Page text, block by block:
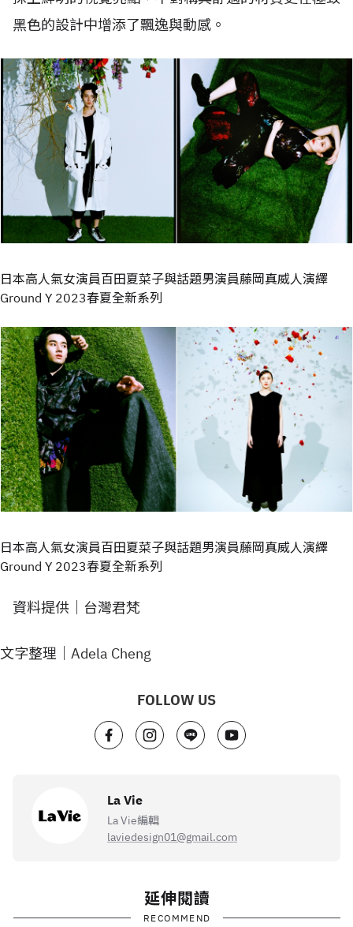
黑色的設計中增添了飄逸與動感。
日本高人氣女演員百田夏菜子與話題男演員藤岡真威人演繹
Ground Y 2023春夏全新系列
日本高人氣女演員百田夏菜子與話題男演員藤岡真威人演繹
Ground Y 2023春夏全新系列
資料提供｜台灣君梵
文字整理｜Adela Cheng
FOLLOW US
La Vie
La Vie編輯
laviedesign01@gmail.com
延伸閱讀
RECOMMEND